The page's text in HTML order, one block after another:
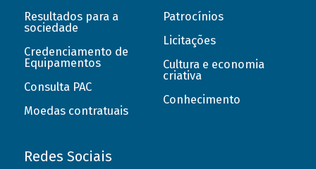
Resultados para a
sociedade
Credenciamento de
Equipamentos
Consulta PAC
Moedas contratuais
Patrocínios
Licitações
Cultura e economia
criativa
Conhecimento
Redes Sociais